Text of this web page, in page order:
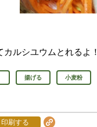
ルシユウムとれるよ！
揚げる 小麦粉
印刷する